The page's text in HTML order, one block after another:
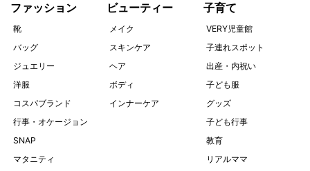
ファッション
靴
バッグ
ジュエリー
洋服
コスパブランド
行事・オケージョン
SNAP
マタニティ
ビューティー
メイク
スキンケア
ヘア
ボディ
インナーケア
子育て
VERY児童館
子連れスポット
出産・内祝い
子ども服
グッズ
子ども行事
教育
リアルママ